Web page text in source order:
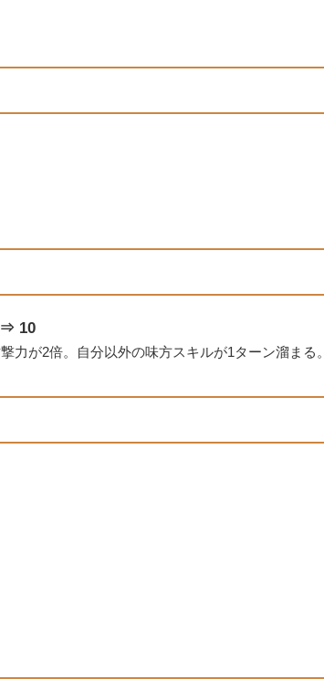
⇒ 10
力が2倍。自分以外の味方スキルが1ターン溜まる。